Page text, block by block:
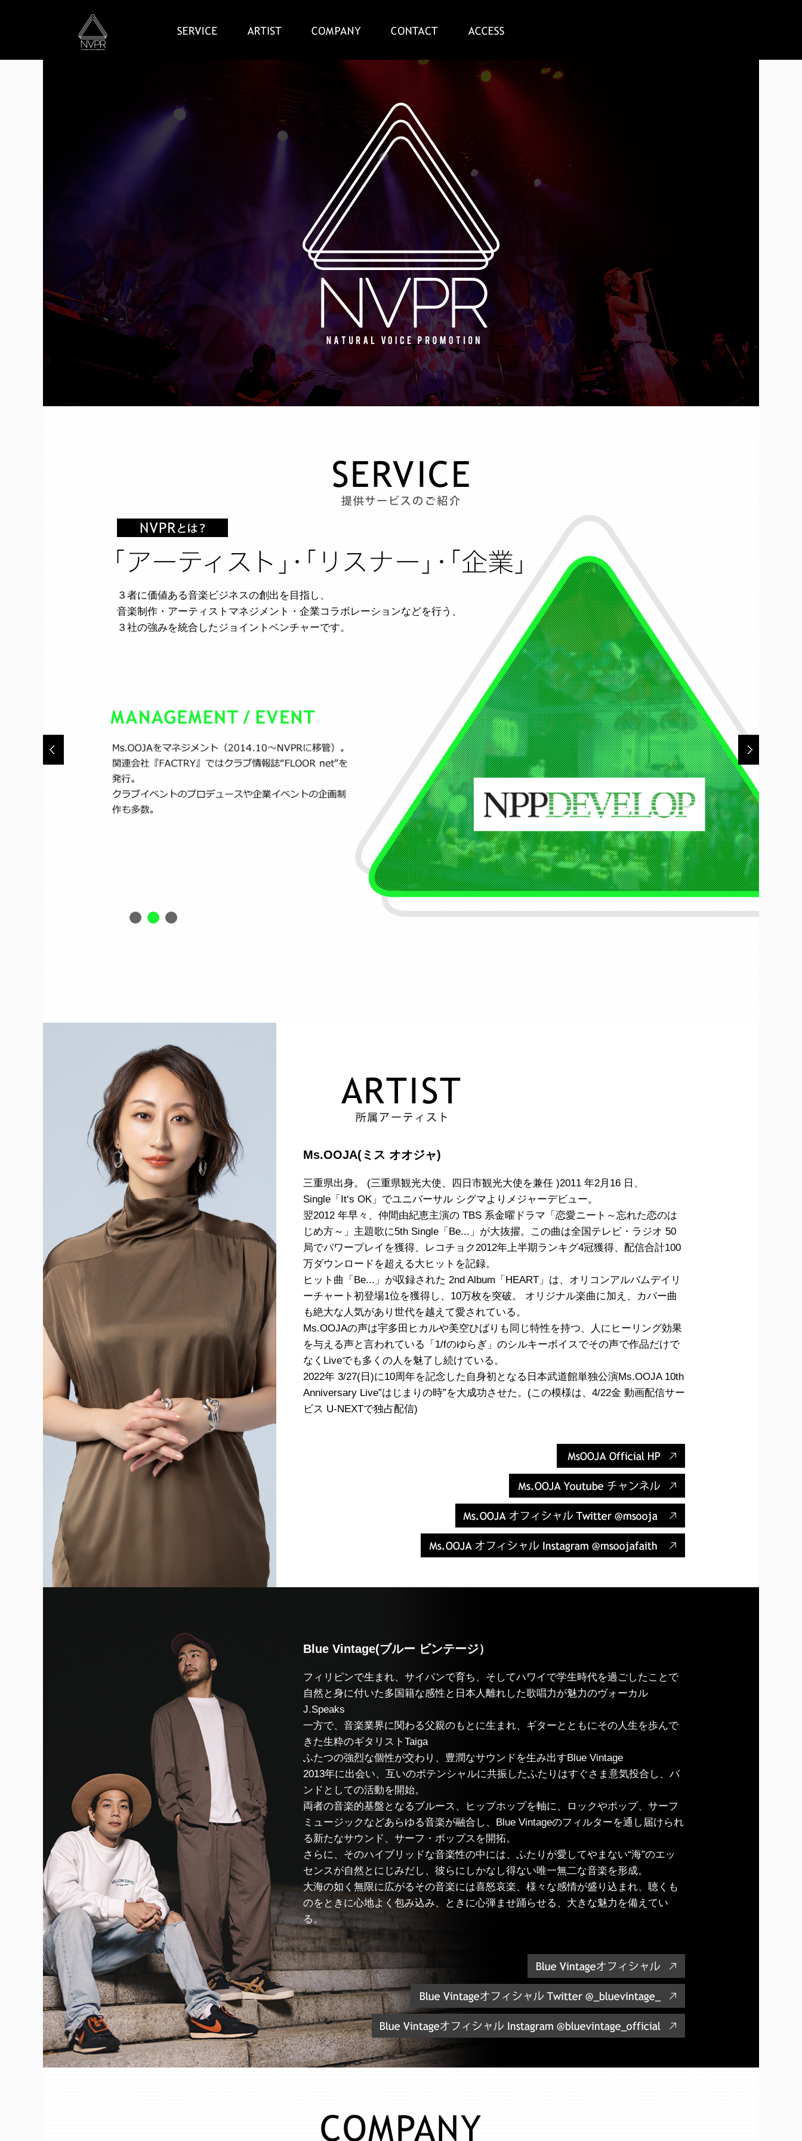
３者に価値ある音楽ビジネスの創出を目指し、
音楽制作・アーティストマネジメント・企業コラボレーションなどを行う、
３社の強みを統合したジョイントベンチャーです。
Ms.OOJA(ミス オオジャ)
三重県出身。 (三重県観光大使、四日市観光大使を兼任 )2011 年2月16 日、
Single「It‘s OK」でユニバーサル シグマよりメジャーデビュー。
翌2012 年早々、仲間由紀恵主演の TBS 系金曜ドラマ「恋愛ニート～忘れた恋のは
じめ方～」主題歌に5th Single「Be...」が大抜擢。この曲は全国テレビ・ラジオ 50
局でパワープレイを獲得、レコチョク2012年上半期ランキグ4冠獲得、配信合計100
万ダウンロードを超える大ヒットを記録。
ヒット曲「Be...」が収録された 2nd Album「HEART」は、オリコンアルバムデイリ
ーチャート初登場1位を獲得し、10万枚を突破。 オリジナル楽曲に加え、カバー曲
も絶大な人気があり世代を越えて愛されている。
Ms.OOJAの声は宇多田ヒカルや美空ひばりも同じ特性を持つ、人にヒーリング効果
を与える声と言われている「1/fのゆらぎ」のシルキーボイスでその声で作品だけで
なくLiveでも多くの人を魅了し続けている。
2022年 3/27(日)に10周年を記念した自身初となる日本武道館単独公演Ms.OOJA 10th
Anniversary Live”はじまりの時”を大成功させた。(この模様は、4/22金 動画配信サー
ビス U-NEXTで独占配信)
Blue Vintage(ブルー ビンテージ）
フィリピンで生まれ、サイパンで育ち、そしてハワイで学生時代を過ごしたことで
自然と身に付いた多国籍な感性と日本人離れした歌唱力が魅力のヴォーカル
J.Speaks
一方で、音楽業界に関わる父親のもとに生まれ、ギターとともにその人生を歩んで
きた生粋のギタリストTaiga
ふたつの強烈な個性が交わり、豊潤なサウンドを生み出すBlue Vintage
2013年に出会い、互いのポテンシャルに共振したふたりはすぐさま意気投合し、バ
ンドとしての活動を開始。
両者の音楽的基盤となるブルース、ヒップホップを軸に、ロックやポップ、サーフ
ミュージックなどあらゆる音楽が融合し、Blue Vintageのフィルターを通し届けられ
る新たなサウンド、サーフ・ポップスを開拓。
さらに、そのハイブリッドな音楽性の中には、ふたりが愛してやまない“海”のエッ
センスが自然とにじみだし、彼らにしかなし得ない唯一無二な音楽を形成。
大海の如く無限に広がるその音楽には喜怒哀楽、様々な感情が盛り込まれ、聴くも
のをときに心地よく包み込み、ときに心弾ませ踊らせる、大きな魅力を備えてい
る。